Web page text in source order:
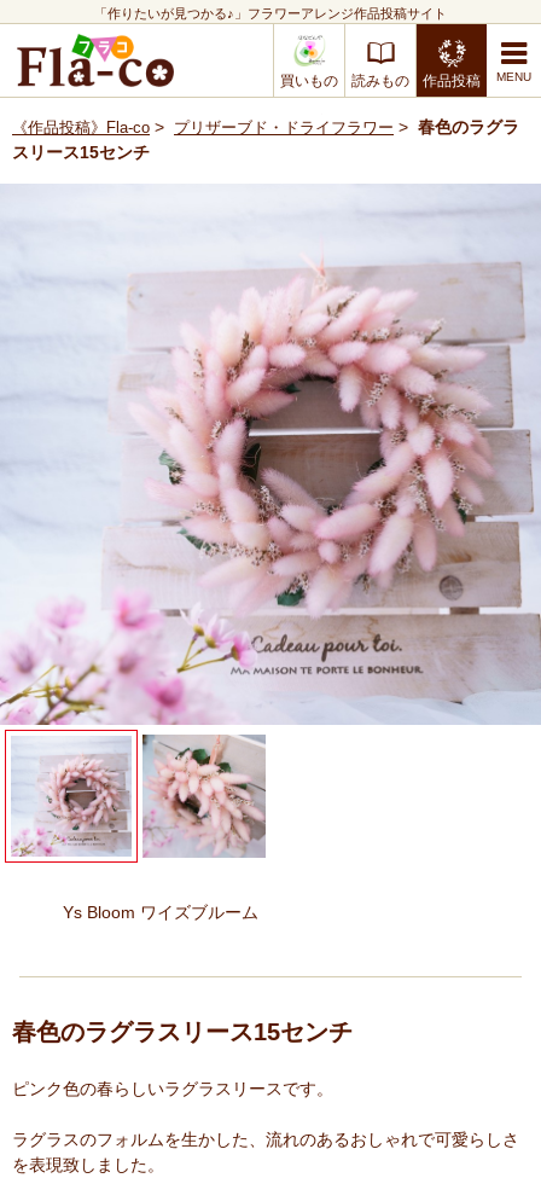
「作りたいが見つかる♪」フラワーアレンジ作品投稿サイト
買いもの 読みもの 作品投稿
《作品投稿》Fla-co > プリザーブド・ドライフラワー > 春色のラグラ
スリース15センチ
Ys Bloom ワイズブルーム
春色のラグラスリース15センチ
ピンク色の春らしいラグラスリースです。
ラグラスのフォルムを生かした、流れのあるおしゃれで可愛らしさ
を表現致しました。